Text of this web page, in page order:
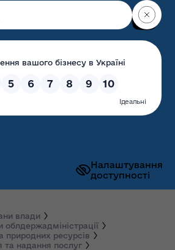
Налаштування
доступності
обласна
адміністрація
влади
облдержадміністрації
природних ресурсів
та надання послуг